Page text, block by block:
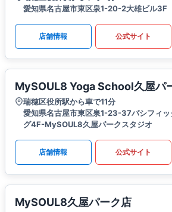
愛知県名古屋市東区泉1-20-2大雄ビル3F
店舗情報 公式サイト
MySOUL8 Yoga School久屋パ
瑞穂区役所駅から車で11分
愛知県名古屋市東区泉1-23-37パシフィッ
グ4F-MySOUL8久屋パークスタジオ
店舗情報 公式サイト
MySOUL8久屋パーク店